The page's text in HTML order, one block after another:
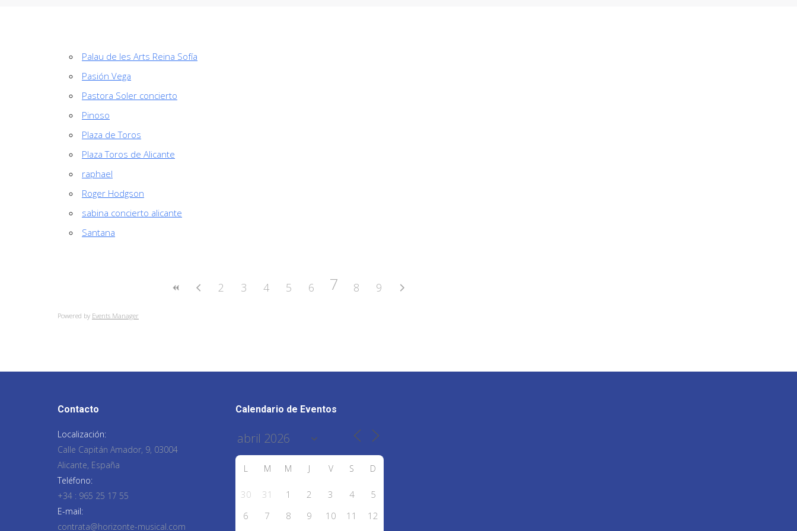
Palau de les Arts Reina Sofía
Pasión Vega
Pastora Soler concierto
Pinoso
Plaza de Toros
Plaza Toros de Alicante
raphael
Roger Hodgson
sabina concierto alicante
Santana
2 3 4 5 6 7 8 9
Powered by Events Manager
Contacto
Localización:
Calle Capitán Amador, 9, 03004
Alicante, España
Teléfono:
+34 : 965 25 17 55
E-mail:
contrata@horizonte-musical.com
Calendario de Eventos
L M M J V S D
30 31 1 2 3 4
5
6
7 8 9 10 11
12